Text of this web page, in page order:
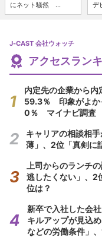
にネット騒然 ...
デ
J-CAST 会社ウォッチ
アクセスラン
内定先の企業から内
59.3％ 印象がよか
0％ マイナビ調査
キャリアの相談相
薄」、2位「真剣に
上司からのランチ
逃したくない」、2
位は？
新卒で入社した会
キルアップが見込
などの労働条件」、